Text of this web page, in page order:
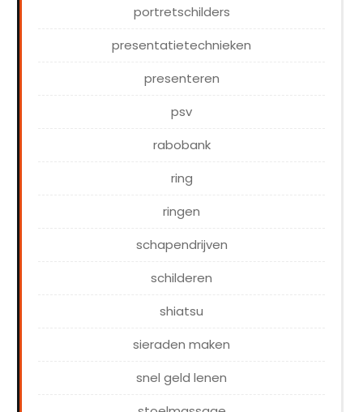
portretschilders
presentatietechnieken
presenteren
psv
rabobank
ring
ringen
schapendrijven
schilderen
shiatsu
sieraden maken
snel geld lenen